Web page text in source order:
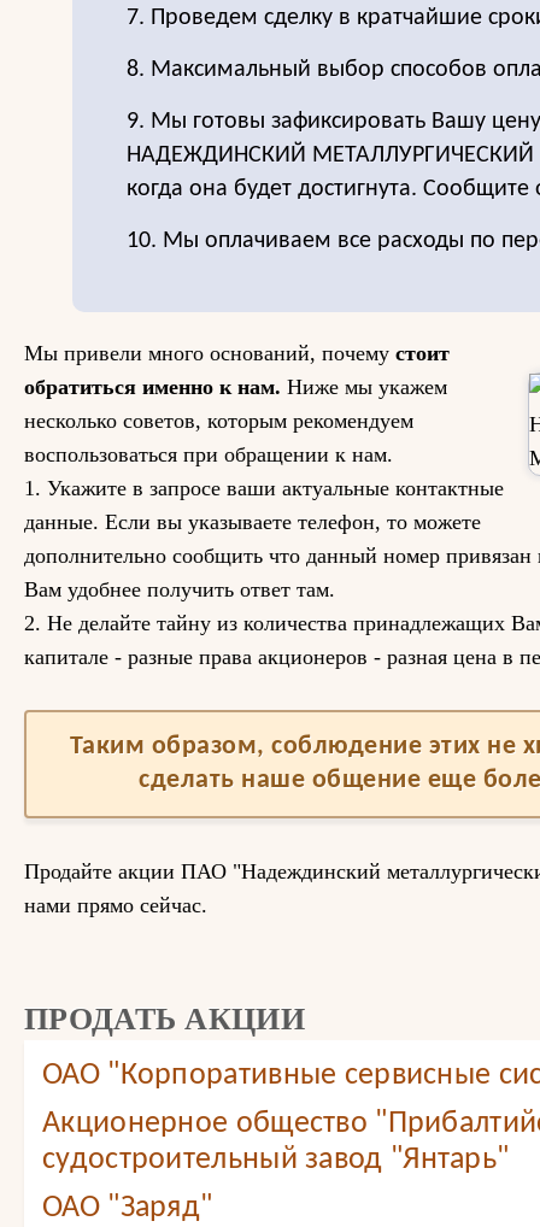
7. Проведем сделку в кратчайшие
8. Максимальный выбор способов
9. Мы готовы зафиксировать Вашу
НАДЕЖДИНСКИЙ МЕТАЛЛУРГИЧЕСКИЙ
когда она будет достигнута.
10. Мы оплачиваем все расходы по
Мы привели много оснований, почему стоит
обратиться именно к нам. Ниже мы укажем
несколько советов, которым рекомендуем
воспользоваться при обращении к нам.
1. Укажите в запросе ваши актуальные контактные
данные. Если вы указываете телефон, то можете
дополнительно сообщить что данный номер привязан
Вам удобнее получить ответ там.
2. Не делайте тайну из количества принадлежащих
капитале - разные права акционеров - разная цена в
Таким образом, соблюдение этих не
сделать наше общение еще
Продайте акции ПАО "Надеждинский
нами прямо сейчас.
ПРОДАТЬ АКЦИИ
ОАО "Корпоративные сервисные
Акционерное общество
судостроительный завод "Янтарь"
ОАО "Заряд"